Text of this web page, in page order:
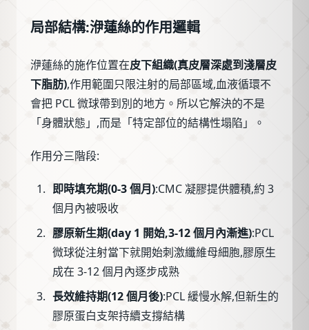
局部結構:洢蓮絲的作用邏輯
洢蓮絲的施作位置在皮下組織(真皮層深處到淺層皮
下脂肪),作用範圍只限注射的局部區域,血液循環不
會把 PCL 微球帶到別的地方。所以它解決的不是
「身體狀態」,而是「特定部位的結構性塌陷」。
作用分三階段:
即時填充期(0-3 個月):CMC 凝膠提供體積,約 3
個月內被吸收
膠原新生期(day 1 開始,3-12 個月內漸進):PCL
微球從注射當下就開始刺激纖維母細胞,膠原生
成在 3-12 個月內逐步成熟
長效維持期(12 個月後):PCL 緩慢水解,但新生的
膠原蛋白支架持續支撐結構